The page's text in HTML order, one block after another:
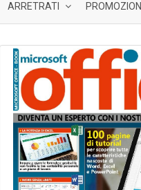
ARRETRATI PROMOZIONI